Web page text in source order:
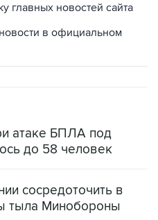
главных новостей сайта
в официальном
атаке БПЛА под
до 58 человек
сосредоточить в
тыла Минобороны